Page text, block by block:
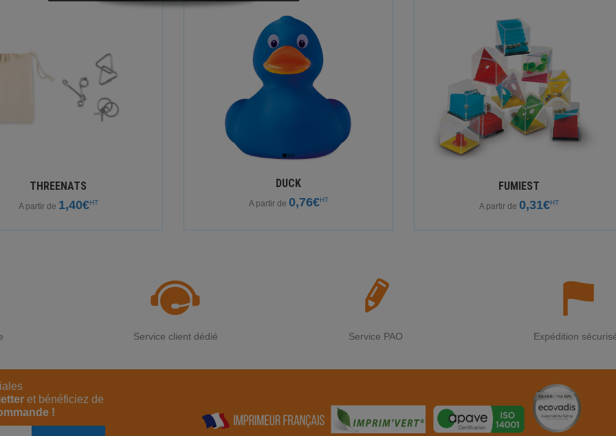
THREENATS
A partir de 1,40€HT
DUCK
A partir de 0,76€HT
FUMIEST
A partir de 0,31€HT
Service client dédié Service PAO Expédition
et bénéficiez de
!